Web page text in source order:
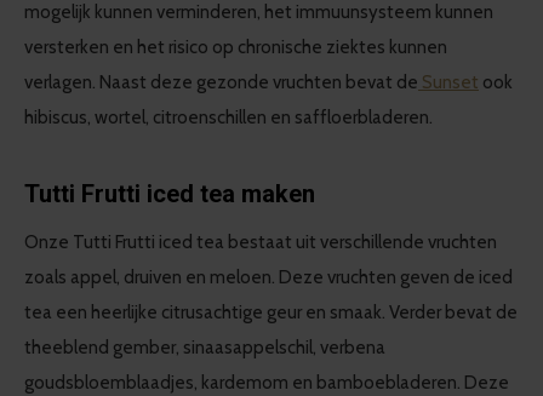
mogelijk kunnen verminderen, het immuunsysteem kunnen
versterken en het risico op chronische ziektes kunnen
verlagen. Naast deze gezonde vruchten bevat de Sunset ook
hibiscus, wortel, citroenschillen en saffloerbladeren.
Tutti Frutti iced tea maken
Onze Tutti Frutti iced tea bestaat uit verschillende vruchten
zoals appel, druiven en meloen. Deze vruchten geven de iced
tea een heerlijke citrusachtige geur en smaak. Verder bevat de
theeblend gember, sinaasappelschil, verbena
goudsbloemblaadjes, kardemom en bamboebladeren. Deze